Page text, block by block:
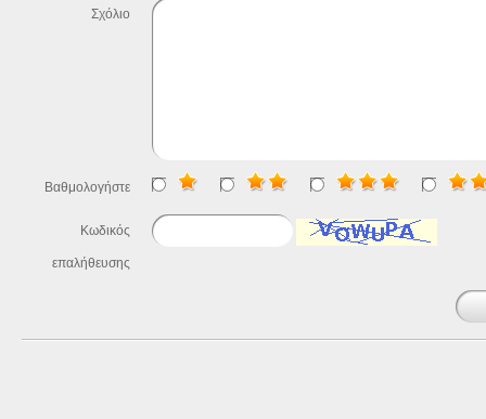
Σχόλιο
Βαθμολογήστε
Κωδικός
επαλήθευσης